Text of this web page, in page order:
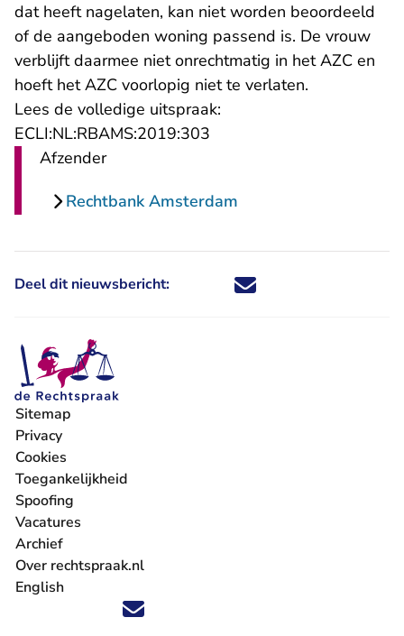
dat heeft nagelaten, kan niet worden beoordeeld
of de aangeboden woning passend is. De vrouw
verblijft daarmee niet onrechtmatig in het AZC en
hoeft het AZC voorlopig niet te verlaten.
Lees de volledige uitspraak:
ECLI:NL:RBAMS:2019:303
Afzender
Rechtbank Amsterdam
Deel dit nieuwsbericht: Deel dit nieuwsbericht via X -
Deel dit nieuwsbericht via
Deel dit nieuwsbericht
Deel dit
Volg ons op X (Twitter) - U verlaat Rechtspraak.nl
Volg ons op Facebook - U verlaat Rechtspraak.nl
Volg ons op Instagram - U verlaat Rechtspraak.nl
Volg ons op Youtube - U verlaat Rechtspraak.nl
Volg ons op LinkedIn - U verlaat
'Blijf op de hoogte' nieuwsbrief - U verlaat
Sitemap
Privacy
Cookies
Toegankelijkheid
Spoofing
Vacatures
- U verlaat Rechtspraak.nl
Archief
Over rechtspraak.nl
English